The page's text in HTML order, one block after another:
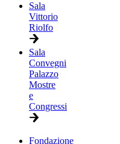
Sala
Vittorio
Riolfo
Sala
Convegni
Palazzo
Mostre
e
Congressi
Fondazione